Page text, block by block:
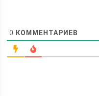
0 КОММЕНТАРИЕВ